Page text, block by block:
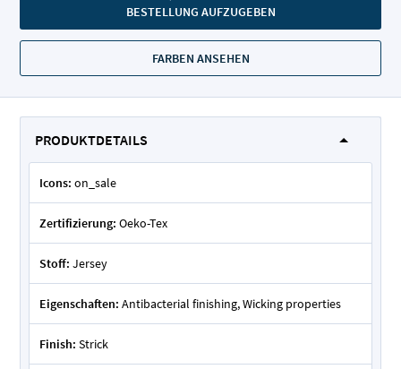
BESTELLUNG AUFZUGEBEN
FARBEN ANSEHEN
PRODUKTDETAILS
Icons: on_sale
Zertifizierung: Oeko-Tex
Stoff: Jersey
Eigenschaften: Antibacterial finishing, Wicking properties
Finish: Strick